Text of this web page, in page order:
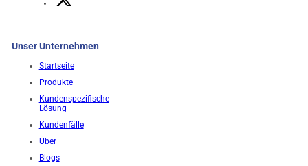
Unser Unternehmen
Startseite
Produkte
Kundenspezifische
Lösung
Kundenfälle
Über
Blogs